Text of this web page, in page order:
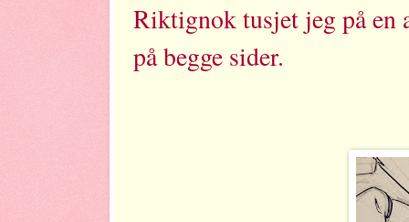
Riktignok tusjet jeg på en
på begge sider.